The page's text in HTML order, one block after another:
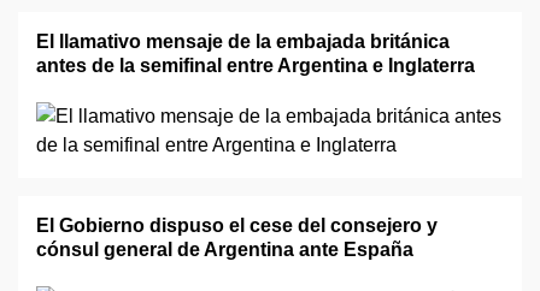
El llamativo mensaje de la embajada británica
antes de la semifinal entre Argentina e Inglaterra
El Gobierno dispuso el cese del consejero y
cónsul general de Argentina ante España